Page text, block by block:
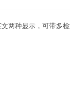
两种显示，可带多